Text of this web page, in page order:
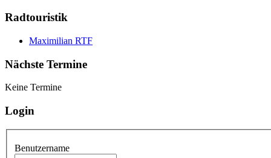
Radtouristik
Maximilian RTF
Nächste Termine
Keine Termine
Login
Benutzername